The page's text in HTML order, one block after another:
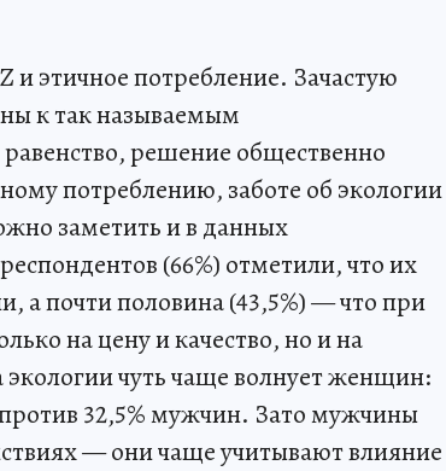
этичное потребление. Зачастую
к так называемым
решение общественно
потреблению, заботе об экологии
заметить и в данных
(66%) отметили, что их
а почти половина (43,5%) — что при
на цену и качество, но и на
чуть чаще волнует женщин:
32,5% мужчин. Зато мужчины
— они чаще учитывают влияние